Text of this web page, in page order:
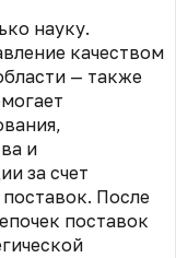
науку.
качеством
— также
и
за счет
После
поставок